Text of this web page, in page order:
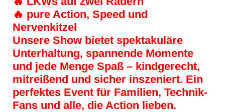
🔥 pure Action, Speed und
Nervenkitzel
Unsere Show bietet spektakuläre
Unterhaltung, spannende Momente
und jede Menge Spaß – kindgerecht,
mitreißend und sicher inszeniert. Ein
perfektes Event für Familien, Technik-
Fans und alle, die Action lieben.